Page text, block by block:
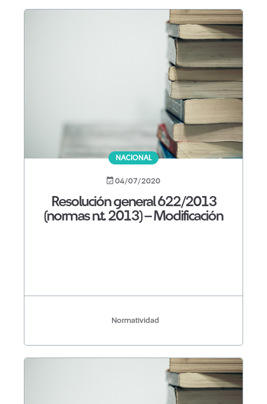
NACIONAL
04/07/2020
Resolución general 622/2013
(normas n.t. 2013) – Modificación
Normatividad